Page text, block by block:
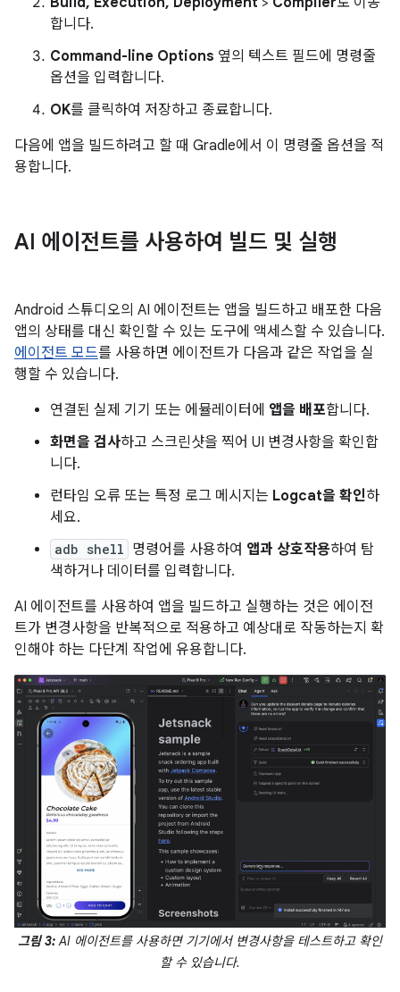
합니다.
Command-line Options 옆의 텍스트 필드에 명령줄
옵션을 입력합니다.
OK를 클릭하여 저장하고 종료합니다.
다음에 앱을 빌드하려고 할 때 Gradle에서 이 명령줄 옵션을 적
용합니다.
AI 에이전트를 사용하여 빌드 및 실행
Android 스튜디오의 AI 에이전트는 앱을 빌드하고 배포한 다음
앱의 상태를 대신 확인할 수 있는 도구에 액세스할 수 있습니다.
에이전트 모드를 사용하면 에이전트가 다음과 같은 작업을 실
행할 수 있습니다.
연결된 실제 기기 또는 에뮬레이터에 앱을 배포합니다.
화면을 검사하고 스크린샷을 찍어 UI 변경사항을 확인합
니다.
런타임 오류 또는 특정 로그 메시지는 Logcat을 확인하
세요.
adb shell 명령어를 사용하여 앱과 상호작용하여 탐
색하거나 데이터를 입력합니다.
AI 에이전트를 사용하여 앱을 빌드하고 실행하는 것은 에이전
트가 변경사항을 반복적으로 적용하고 예상대로 작동하는지 확
인해야 하는 다단계 작업에 유용합니다.
그림 3:AI 에이전트를 사용하면 기기에서 변경사항을 테스트하고 확인
할 수 있습니다.